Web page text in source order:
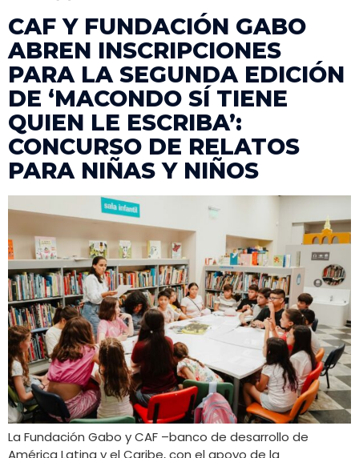
CAF Y FUNDACIÓN GABO
ABREN INSCRIPCIONES
PARA LA SEGUNDA EDICIÓN
DE ‘MACONDO SÍ TIENE
QUIEN LE ESCRIBA’:
CONCURSO DE RELATOS
PARA NIÑAS Y NIÑOS
La Fundación Gabo y CAF –banco de desarrollo de
América Latina y el Caribe, con el apoyo de la